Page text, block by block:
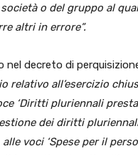
o del gruppo al
altri in errore”.
decreto di
relativo all’esercizio
‘Diritti pluriennali
dei diritti
voci ‘Spese per il